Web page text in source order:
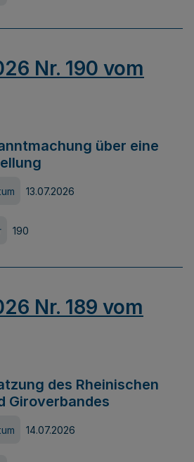
Nr. 190 vom
über eine
13.07.2026
190
Nr. 189 vom
des Rheinischen
Giroverbandes
14.07.2026